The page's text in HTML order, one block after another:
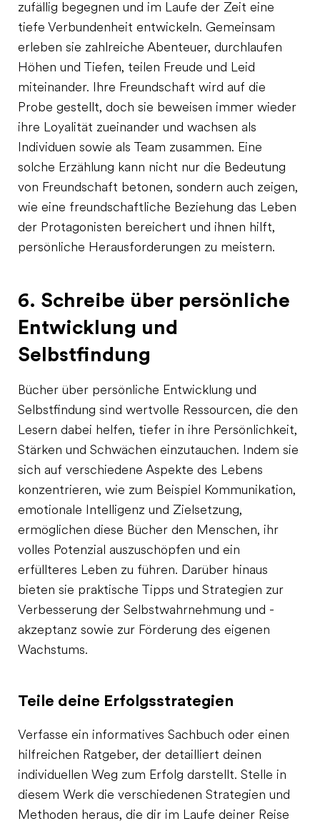
zufällig begegnen und im Laufe der Zeit eine
tiefe Verbundenheit entwickeln. Gemeinsam
erleben sie zahlreiche Abenteuer, durchlaufen
Höhen und Tiefen, teilen Freude und Leid
miteinander. Ihre Freundschaft wird auf die
Probe gestellt, doch sie beweisen immer wieder
ihre Loyalität zueinander und wachsen als
Individuen sowie als Team zusammen. Eine
solche Erzählung kann nicht nur die Bedeutung
von Freundschaft betonen, sondern auch zeigen,
wie eine freundschaftliche Beziehung das Leben
der Protagonisten bereichert und ihnen hilft,
persönliche Herausforderungen zu meistern.
6. Schreibe über persönliche
Entwicklung und
Selbstfindung
Bücher über persönliche Entwicklung und
Selbstfindung sind wertvolle Ressourcen, die den
Lesern dabei helfen, tiefer in ihre Persönlichkeit,
Stärken und Schwächen einzutauchen. Indem sie
sich auf verschiedene Aspekte des Lebens
konzentrieren, wie zum Beispiel Kommunikation,
emotionale Intelligenz und Zielsetzung,
ermöglichen diese Bücher den Menschen, ihr
volles Potenzial auszuschöpfen und ein
erfüllteres Leben zu führen. Darüber hinaus
bieten sie praktische Tipps und Strategien zur
Verbesserung der Selbstwahrnehmung und -
akzeptanz sowie zur Förderung des eigenen
Wachstums.
Teile deine Erfolgsstrategien
Verfasse ein informatives Sachbuch oder einen
hilfreichen Ratgeber, der detailliert deinen
individuellen Weg zum Erfolg darstellt. Stelle in
diesem Werk die verschiedenen Strategien und
Methoden heraus, die dir im Laufe deiner Reise